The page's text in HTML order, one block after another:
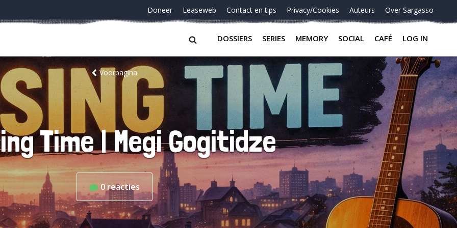
Doneer Leaseweb Contact en tips Privacy/Cookies Auteurs Over Sargasso
DOSSIERS SERIES MEMORY SOCIAL CAFÉ LOG IN
Voorpagina
Time | Megi Gogitidze
0 reacties